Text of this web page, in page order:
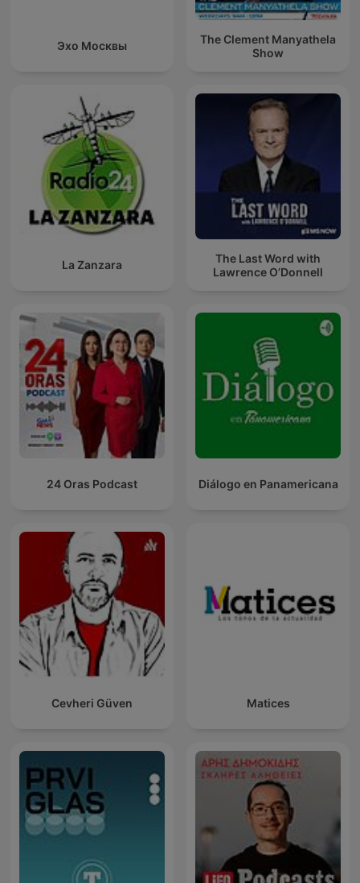
Эхо Москвы
The Clement Manyathela
Show
La Zanzara
The Last Word with
Lawrence O’Donnell
24 Oras Podcast Diálogo en Panamericana
Cevheri Güven Matices